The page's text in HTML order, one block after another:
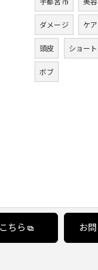
ダメージ ケア
頭皮 ショート
ボブ
ちら お